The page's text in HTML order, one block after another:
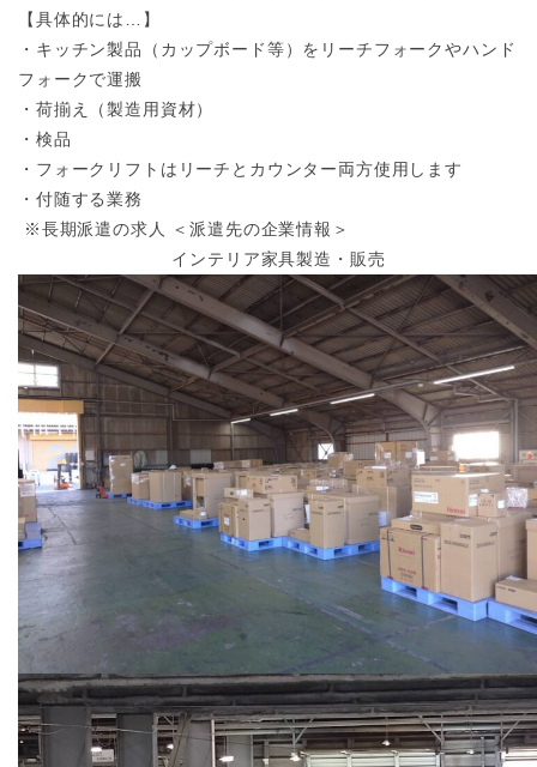
【具体的には…】
・キッチン製品（カップボード等）をリーチフォークやハンド
フォークで運搬
・荷揃え（製造用資材）
・検品
・フォークリフトはリーチとカウンター両方使用します
・付随する業務
※長期派遣の求人
＜派遣先の企業情報＞
インテリア家具製造・販売